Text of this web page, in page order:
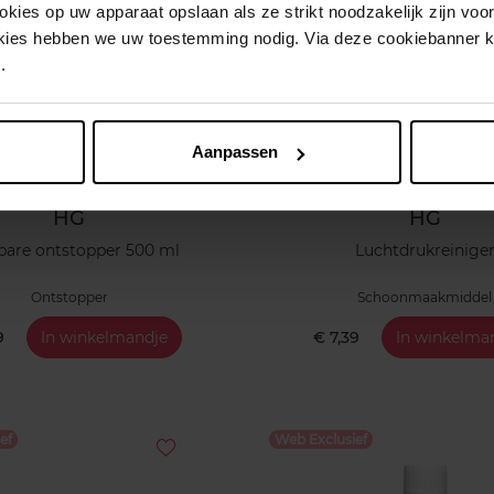
op uw apparaat opslaan als ze strikt noodzakelijk zijn
hebben we uw toestemming nodig. Via deze cookiebanner
Aanpassen
HG
ontstopper 500 ml
Ontstopper
In winkelmandje
HG
Luchtdrukreiniger
Schoonmaakmiddel
€ 7,39 In